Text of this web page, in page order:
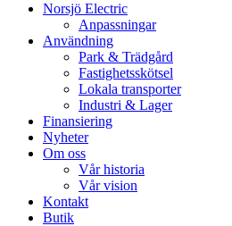
Norsjö Electric
Anpassningar
Användning
Park & Trädgård
Fastighetsskötsel
Lokala transporter
Industri & Lager
Finansiering
Nyheter
Om oss
Vår historia
Vår vision
Kontakt
Butik